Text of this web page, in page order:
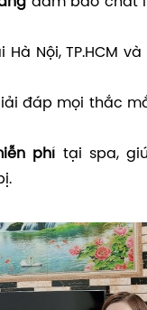
Hà Nội, TP.HCM
đáp mọi thắc
phí tại spa,